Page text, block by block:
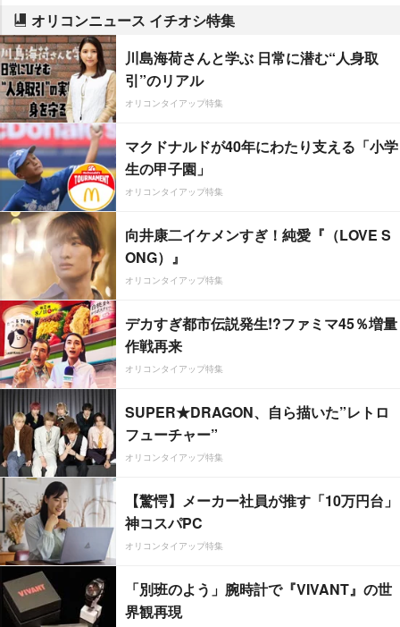
オリコンニュース イチオシ特集
川島海荷さんと学ぶ 日常に潜む“人身取
引”のリアル
オリコンタイアップ特集
マクドナルドが40年にわたり支える「小学
生の甲子園」
オリコンタイアップ特集
向井康二イケメンすぎ！純愛『（LOVE S
ONG）』
オリコンタイアップ特集
デカすぎ都市伝説発生!?ファミマ45％増量
作戦再来
オリコンタイアップ特集
SUPER★DRAGON、自ら描いた”レトロ
フューチャー”
オリコンタイアップ特集
【驚愕】メーカー社員が推す「10万円台」
神コスパPC
オリコンタイアップ特集
「別班のよう」腕時計で『VIVANT』の世
界観再現